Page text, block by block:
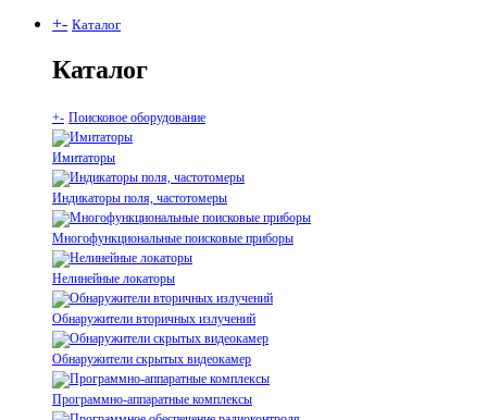
+- Каталог
Каталог
+- Поисковое оборудование
Имитаторы
Индикаторы поля, частотомеры
Многофункциональные поисковые приборы
Нелинейные локаторы
Обнаружители вторичных излучений
Обнаружители скрытых видеокамер
Программно-аппаратные комплексы